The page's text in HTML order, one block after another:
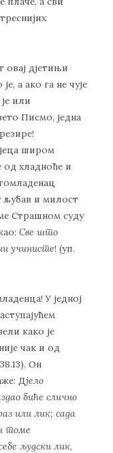
овај дјетињи
а ако га не чује
или
Писмо, једна
широм
од хладноће и
љубав и милост
Страшном суду
Све што
учинисте! (уп.
У једној
како је
чак и од
38.13). Oн
Дјело
биће слично
или лик; сада
томе
људски лик,